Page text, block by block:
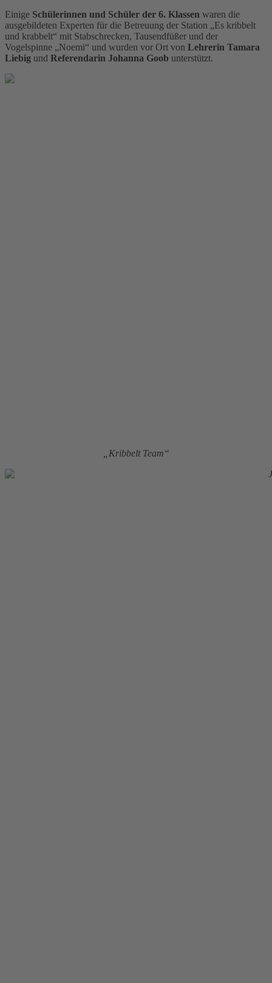
Einige Schülerinnen und Schüler der 6. Klassen waren die
ausgebildeten Experten für die Betreuung der Station „Es kribbelt
und krabbelt“ mit Stabschrecken, Tausendfüßer und der
Vogelspinne „Noemi“ und wurden vor Ort von Lehrerin Tamara
Liebig und Referendarin Johanna Goob unterstützt.
„Kribbelt Team“